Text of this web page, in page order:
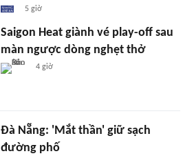
5 giờ
Saigon Heat giành vé play-off sau
màn ngược dòng nghẹt thở
4 giờ
Đà Nẵng: 'Mắt thần' giữ sạch
đường phố